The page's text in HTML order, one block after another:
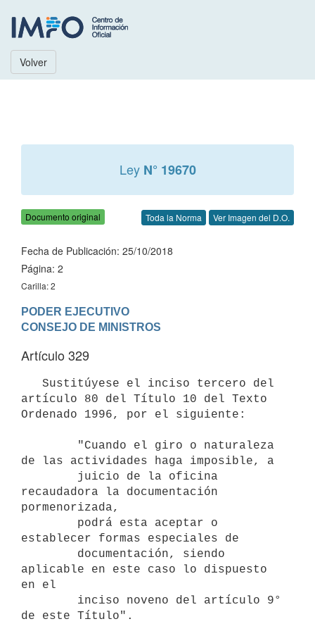
Volver
Ley N° 19670
Documento original Toda la Norma Ver Imagen del D.O.
Fecha de Publicación: 25/10/2018
Página: 2
Carilla: 2
PODER EJECUTIVO
Artículo 329
artículo 80 del Título 10 del Texto
Ordenado 1996, por el siguiente:
de las actividades haga imposible, a
recaudadora la documentación
pormenorizada,
establecer formas especiales de
aplicable en este caso lo dispuesto
en el